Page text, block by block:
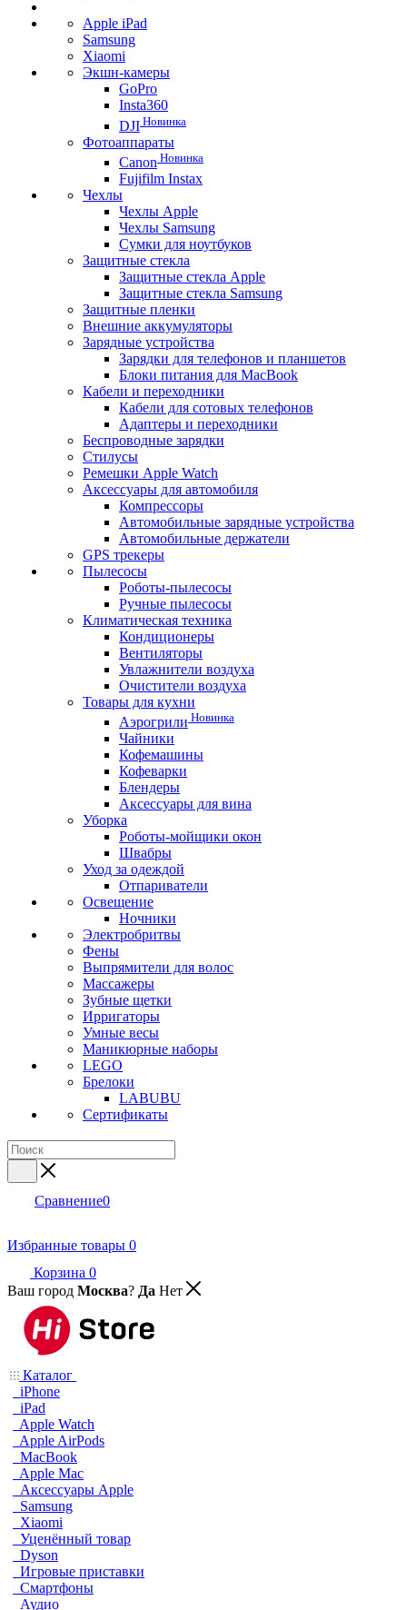
Apple iPad
Samsung
Xiaomi
Экшн-камеры
GoPro
Insta360
DJI Новинка
Фотоаппараты
Canon Новинка
Fujifilm Instax
Чехлы
Чехлы Apple
Чехлы Samsung
Сумки для ноутбуков
Защитные стекла
Защитные стекла Apple
Защитные стекла Samsung
Защитные пленки
Внешние аккумуляторы
Зарядные устройства
Зарядки для телефонов и планшетов
Блоки питания для MacBook
Кабели и переходники
Кабели для сотовых телефонов
Адаптеры и переходники
Беспроводные зарядки
Стилусы
Ремешки Apple Watch
Аксессуары для автомобиля
Компрессоры
Автомобильные зарядные устройства
Автомобильные держатели
GPS трекеры
Пылесосы
Роботы-пылесосы
Ручные пылесосы
Климатическая техника
Кондиционеры
Вентиляторы
Увлажнители воздуха
Очистители воздуха
Товары для кухни
Аэрогрили Новинка
Чайники
Кофемашины
Кофеварки
Блендеры
Аксессуары для вина
Уборка
Роботы-мойщики окон
Швабры
Уход за одеждой
Отпариватели
Освещение
Ночники
Электробритвы
Фены
Выпрямители для волос
Массажеры
Зубные щетки
Ирригаторы
Умные весы
Маникюрные наборы
LEGO
Брелоки
LABUBU
Сертификаты
Сравнение0
Избранные товары 0
Корзина 0
Ваш город Москва? Да Нет
Каталог
iPhone
iPad
Apple Watch
Apple AirPods
MacBook
Apple Mac
Аксессуары Apple
Samsung
Xiaomi
Уценённый товар
Dyson
Игровые приставки
Смартфоны
Аудио